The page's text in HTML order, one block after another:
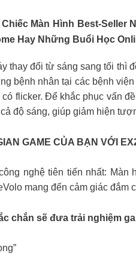
Màn Hình Best-
Hay Những Buổi Học
thay đổi từ sáng sang tối thì
bệnh nhân tại các bệnh
flicker. Để khắc phục vấn
độ sáng, giúp giảm hiện
GAME CỦA BẠN VỚI
nghệ tiên tiến nhất: Màn
mang đến cảm giác đắm
chắn sẽ đưa trải nghiệm